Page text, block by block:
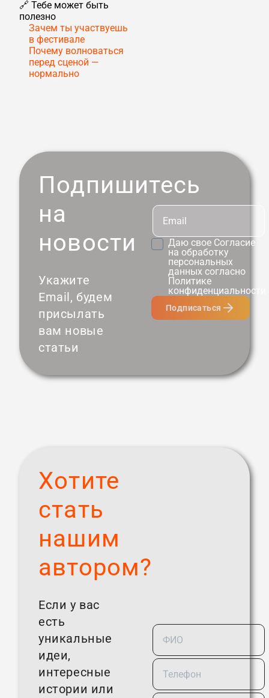
🔗 Тебе может быть
полезно
Зачем ты участвуешь
в фестивале
Почему волноваться
перед сценой —
нормально
Подпишитесь
на
новости
Укажите
Email, будем
присылать
вам новые
статьи
Даю свое Согласие
на обработку
персональных
данных согласно
Политике
конфиденциальности
Подписаться
Хотите
стать
нашим
автором?
Если у вас
есть
уникальные
идеи,
интересные
истории или